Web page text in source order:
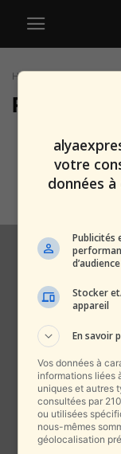
Home
votre
données
Publicités
Stocker
appareil
En savoir
Vos données à
informations liées
uniques et autres
consultées par
ou utilisées
nous-mêmes
géolocalisation